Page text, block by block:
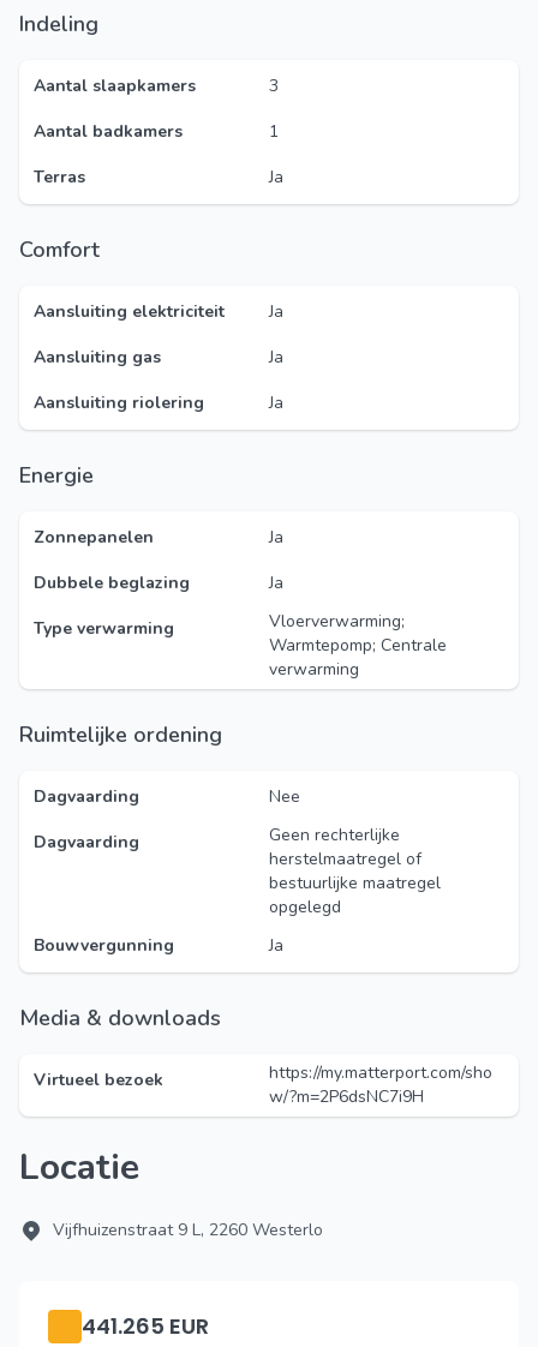
Indeling
Aantal slaapkamers
3
Aantal badkamers
1
Terras
Ja
Comfort
Aansluiting elektriciteit
Ja
Aansluiting gas
Ja
Aansluiting riolering
Ja
Energie
Zonnepanelen
Ja
Dubbele beglazing
Ja
Type verwarming
Vloerverwarming;
Warmtepomp; Centrale
verwarming
Ruimtelijke ordening
Dagvaarding
Nee
Dagvaarding
Geen rechterlijke
herstelmaatregel of
bestuurlijke maatregel
opgelegd
Bouwvergunning
Ja
Media & downloads
Virtueel bezoek
https://my.matterport.com/sho
w/?m=2P6dsNC7i9H
Locatie
Vijfhuizenstraat 9 L, 2260 Westerlo
441.265 EUR